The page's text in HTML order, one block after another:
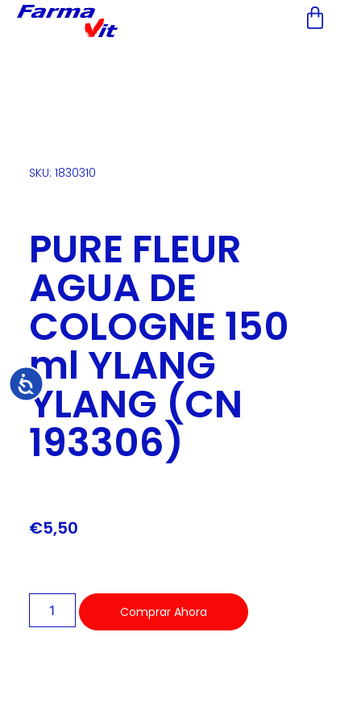
Nota:
accesibilidad.
Accesibilidad
SKU: 1830310
PURE FLEUR
AGUA DE
COLOGNE 150
ml YLANG
YLANG (CN
193306)
€5,50
Comprar Ahora